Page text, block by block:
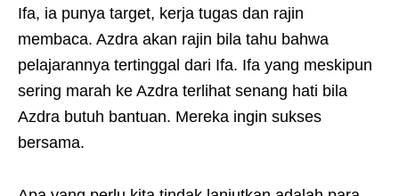
Ifa, ia punya target, kerja tugas dan rajin
membaca. Azdra akan rajin bila tahu bahwa
pelajarannya tertinggal dari Ifa. Ifa yang meskipun
sering marah ke Azdra terlihat senang hati bila
Azdra butuh bantuan. Mereka ingin sukses
bersama.